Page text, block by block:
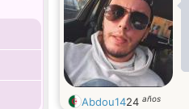
Abdou1424 años